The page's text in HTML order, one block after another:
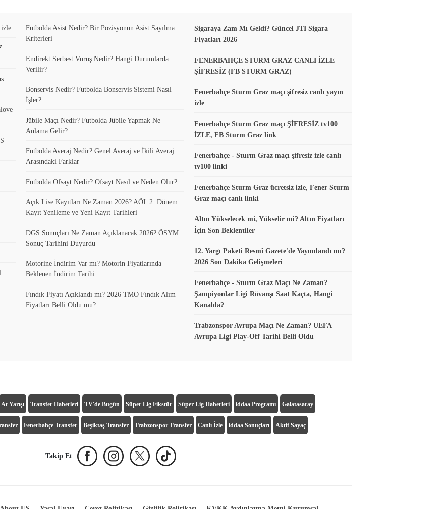
izle
Futbolda Asist Nedir? Bir Pozisyonun Asist Sayılma
Kriterleri
Endirekt Serbest Vuruş Nedir? Hangi Durumlarda
Verilir?
Bonservis Nedir? Futbolda Bonservis Sistemi Nasıl
İşler?
Jübile Maçı Nedir? Futbolda Jübile Yapmak Ne
Anlama Gelir?
Futbolda Averaj Nedir? Genel Averaj ve İkili Averaj
Arasındaki Farklar
Futbolda Ofsayt Nedir? Ofsayt Nasıl ve Neden Olur?
Açık Lise Kayıtları Ne Zaman 2026? AÖL 2. Dönem
Kayıt Yenileme ve Yeni Kayıt Tarihleri
DGS Sonuçları Ne Zaman Açıklanacak 2026? ÖSYM
Sonuç Tarihini Duyurdu
Motorine İndirim Var mı? Motorin Fiyatlarında
Beklenen İndirim Tarihi
Fındık Fiyatı Açıklandı mı? 2026 TMO Fındık Alım
Fiyatları Belli Oldu mu?
Sigaraya Zam Mı Geldi? Güncel JTI Sigara
Fiyatları 2026
FENERBAHÇE STURM GRAZ CANLI İZLE
ŞİFRESİZ (FB STURM GRAZ)
Fenerbahçe Sturm Graz maçı şifresiz canlı yayın
izle
Fenerbahçe Sturm Graz maçı ŞİFRESİZ tv100
İZLE, FB Sturm Graz link
Fenerbahçe - Sturm Graz maçı şifresiz izle canlı
tv100 linki
Fenerbahçe Sturm Graz ücretsiz izle, Fener Sturm
Graz maçı canlı linki
Altın Yükselecek mi, Yükselir mi? Altın Fiyatları
İçin Son Beklentiler
12. Yargı Paketi Resmî Gazete'de Yayımlandı mı?
2026 Son Dakika Gelişmeleri
Fenerbahçe - Sturm Graz Maçı Ne Zaman?
Şampiyonlar Ligi Rövanşı Saat Kaçta, Hangi
Kanalda?
Trabzonspor Avrupa Maçı Ne Zaman? UEFA
Avrupa Ligi Play-Off Tarihi Belli Oldu
At Yarışı Transfer Haberleri TV'de Bugün Süper Lig Fikstür Süper Lig Haberleri iddaa Programı Galatasaray
Fenerbahçe Transfer Beşiktaş Transfer Trabzonspor Transfer Canlı İzle iddaa Sonuçları Aktif Sayaç
Takip Et